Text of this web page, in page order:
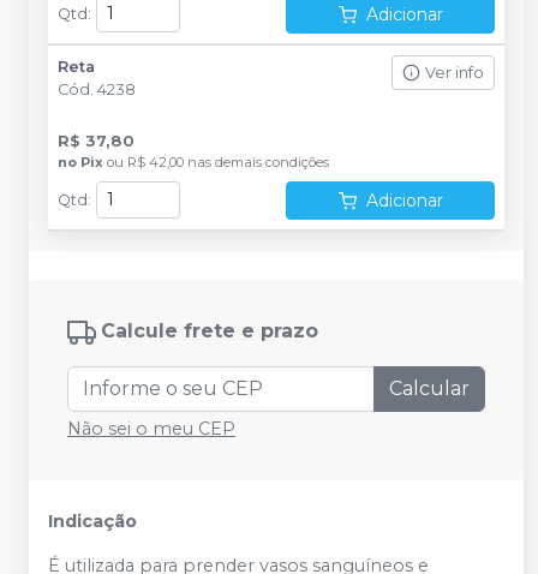
Qtd : Adicionar
Reta
Cód. 4238
Ver info
R$ 37,80
no Pix ou R$ 42,00 nas demais condições
Qtd : Adicionar
Calcule frete e prazo
Calcular
Não sei o meu CEP
Indicação
É utilizada para prender vasos sanguíneos e